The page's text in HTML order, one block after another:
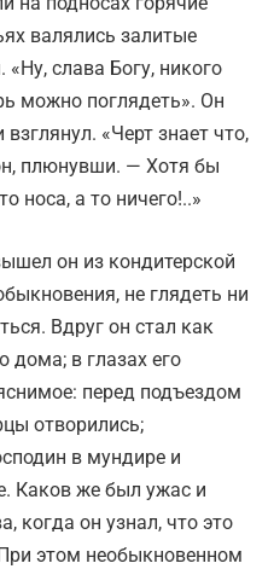
валялись залитые
слава Богу, никого
можно поглядеть». Он
«Черт знает что,
плюнувши. — Хотя бы
носа, а то ничего!..»
он из кондитерской
не глядеть ни
Вдруг он стал как
дома; в глазах его
перед подъездом
отворились;
в мундире и
Каков же был ужас и
когда он узнал, что это
этом необыкновенном